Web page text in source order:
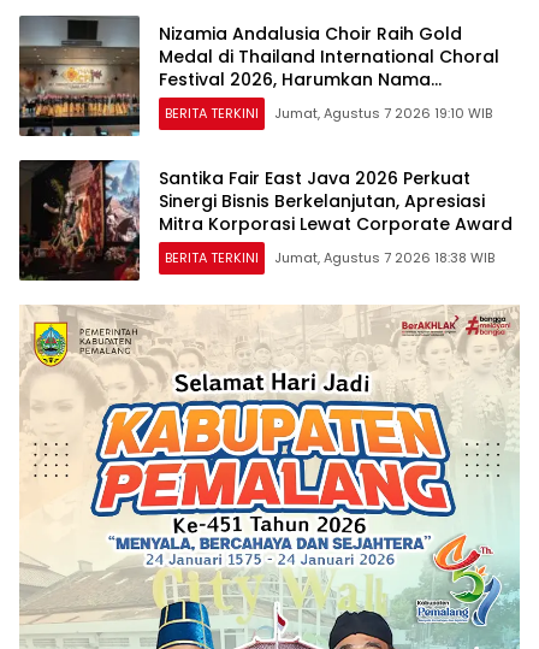
Nizamia Andalusia Choir Raih Gold
Medal di Thailand International Choral
Festival 2026, Harumkan Nama
Indonesia
BERITA TERKINI Jumat, Agustus 7 2026 19:10 WIB
Santika Fair East Java 2026 Perkuat
Sinergi Bisnis Berkelanjutan, Apresiasi
Mitra Korporasi Lewat Corporate Award
BERITA TERKINI Jumat, Agustus 7 2026 18:38 WIB